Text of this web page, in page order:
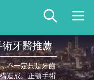
牙醫推薦
不一定只是牙齒
造成。正顎手術